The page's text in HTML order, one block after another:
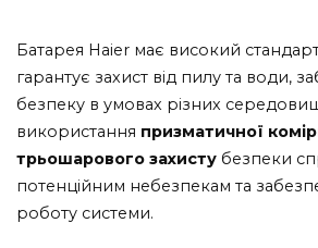
Батарея Haier має високий
гарантує захист від пилу та води,
безпеку в умовах різних
використання призматичної
трьошарового захисту безпеки
потенційним небезпекам та
роботу системи.